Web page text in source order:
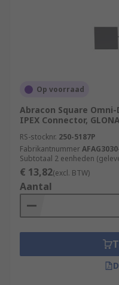
Op voorraad
Abracon Square
IPEX Connector,
RS-stocknr. 250-5187P
Fabrikantnummer
Subtotaal 2 eenheden
€ 13,82(excl. BTW)
Aantal